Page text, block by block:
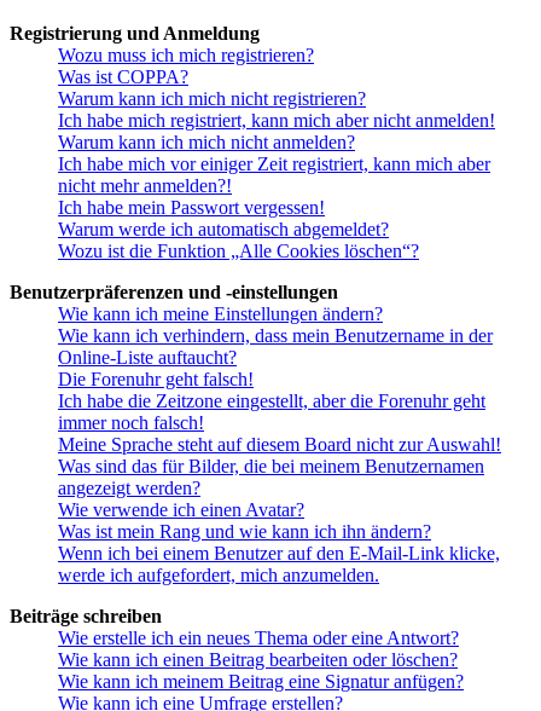
Registrierung und Anmeldung
Wozu muss ich mich registrieren?
Was ist COPPA?
Warum kann ich mich nicht registrieren?
Ich habe mich registriert, kann mich aber nicht anmelden!
Warum kann ich mich nicht anmelden?
Ich habe mich vor einiger Zeit registriert, kann mich aber
nicht mehr anmelden?!
Ich habe mein Passwort vergessen!
Warum werde ich automatisch abgemeldet?
Wozu ist die Funktion „Alle Cookies löschen“?
Benutzerpräferenzen und -einstellungen
Wie kann ich meine Einstellungen ändern?
Wie kann ich verhindern, dass mein Benutzername in der
Online-Liste auftaucht?
Die Forenuhr geht falsch!
Ich habe die Zeitzone eingestellt, aber die Forenuhr geht
immer noch falsch!
Meine Sprache steht auf diesem Board nicht zur Auswahl!
Was sind das für Bilder, die bei meinem Benutzernamen
angezeigt werden?
Wie verwende ich einen Avatar?
Was ist mein Rang und wie kann ich ihn ändern?
Wenn ich bei einem Benutzer auf den E-Mail-Link klicke,
werde ich aufgefordert, mich anzumelden.
Beiträge schreiben
Wie erstelle ich ein neues Thema oder eine Antwort?
Wie kann ich einen Beitrag bearbeiten oder löschen?
Wie kann ich meinem Beitrag eine Signatur anfügen?
Wie kann ich eine Umfrage erstellen?